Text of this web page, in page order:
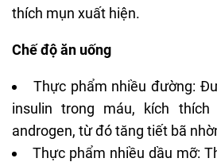
thích mụn xuất hiện.
Chế độ ăn uống
Thực phẩm nhiều đường:
insulin trong máu, kích thích
androgen, từ đó tăng tiết bã
Thực phẩm nhiều dầu mỡ: